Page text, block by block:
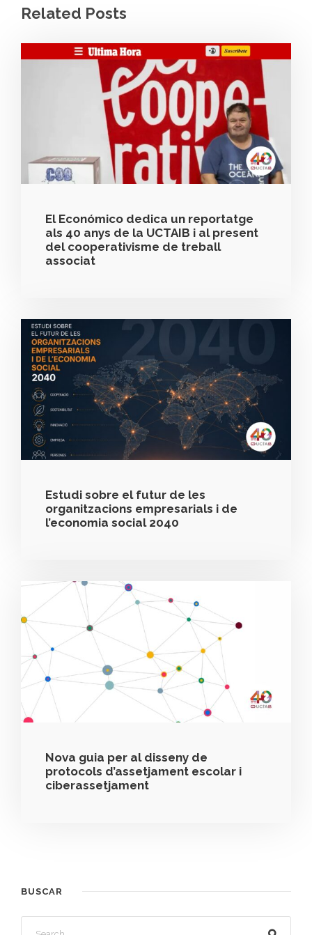
Related Posts
El Económico dedica un reportatge
als 40 anys de la UCTAIB i al present
del cooperativisme de treball
associat
Estudi sobre el futur de les
organitzacions empresarials i de
l’economia social 2040
Nova guia per al disseny de
protocols d’assetjament escolar i
ciberassetjament
BUSCAR